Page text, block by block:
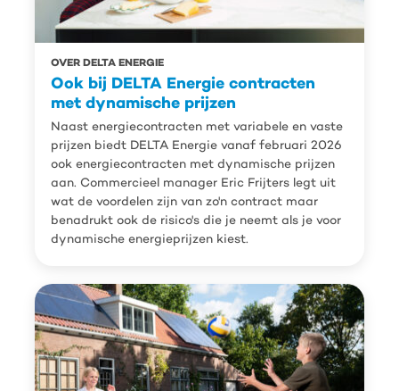
OVER DELTA ENERGIE
Ook bij DELTA Energie contracten
met dynamische prijzen
Naast energiecontracten met variabele en vaste
prijzen biedt DELTA Energie vanaf februari 2026
ook energiecontracten met dynamische prijzen
aan. Commercieel manager Eric Frijters legt uit
wat de voordelen zijn van zo'n contract maar
benadrukt ook de risico's die je neemt als je voor
dynamische energieprijzen kiest.